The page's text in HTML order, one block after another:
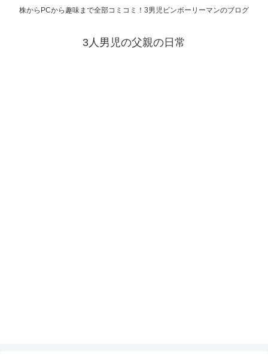
株からPCから趣味まで全部コミコミ！3男児ビンボーリーマンのブログ
3人男児の父親の日常